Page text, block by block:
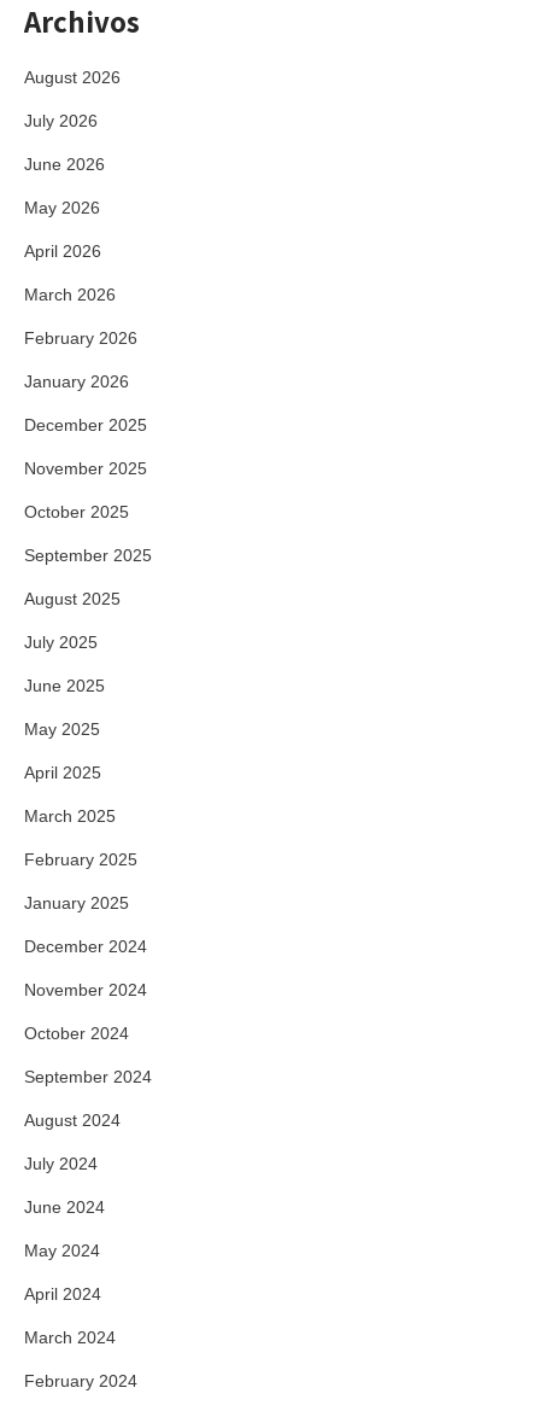
Archivos
August 2026
July 2026
June 2026
May 2026
April 2026
March 2026
February 2026
January 2026
December 2025
November 2025
October 2025
September 2025
August 2025
July 2025
June 2025
May 2025
April 2025
March 2025
February 2025
January 2025
December 2024
November 2024
October 2024
September 2024
August 2024
July 2024
June 2024
May 2024
April 2024
March 2024
February 2024